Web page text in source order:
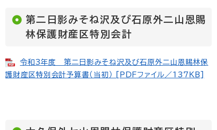
第二日影みそね沢及び石原外二山恩賜
林保護財産区特別会計
令和3年度 第二日影みそね沢及び石原外二山恩賜林保
護財産区特別会計予算書（当初） [PDFファイル／137KB]